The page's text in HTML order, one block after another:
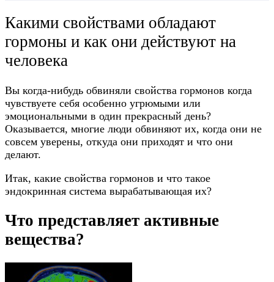
Какими свойствами обладают
гормоны и как они действуют на
человека
Вы когда-нибудь обвиняли свойства гормонов когда
чувствуете себя особенно угрюмыми или
эмоциональными в один прекрасный день?
Оказывается, многие люди обвиняют их, когда они не
совсем уверены, откуда они приходят и что они
делают.
Итак, какие свойства гормонов и что такое
эндокринная система вырабатывающая их?
Что представляет активные
вещества?